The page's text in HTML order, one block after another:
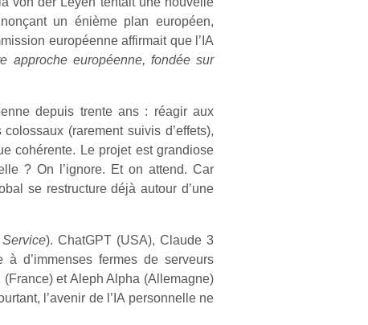
un énième plan européen,
européenne affirmait que l’IA
approche européenne, fondée sur
depuis trente ans : réagir aux
(rarement suivis d’effets),
cohérente. Le projet est grandiose
? On l’ignore. Et on attend. Car
se restructure déjà autour d’une
). ChatGPT (USA), Claude 3
d’immenses fermes de serveurs
et Aleph Alpha (Allemagne)
l’avenir de l’IA personnelle ne